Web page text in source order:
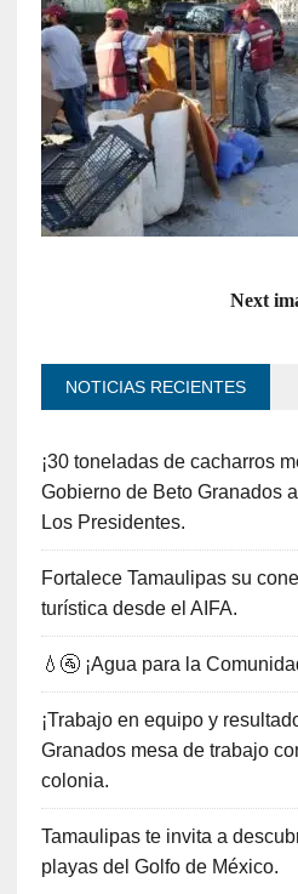
Next
NOTICIAS RECIENTES
¡30 toneladas de cacharros
Gobierno de Beto Granados
Los Presidentes.
Fortalece Tamaulipas su
turística desde el AIFA.
💧🚰 ¡Agua para la
¡Trabajo en equipo y
Granados mesa de trabajo
colonia.
Tamaulipas te invita a
playas del Golfo de México.